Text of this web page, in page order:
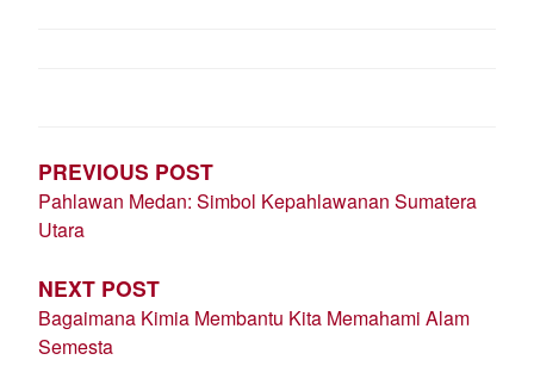
PREVIOUS POST
Pahlawan Medan: Simbol Kepahlawanan Sumatera
Utara
NEXT POST
Bagaimana Kimia Membantu Kita Memahami Alam
Semesta